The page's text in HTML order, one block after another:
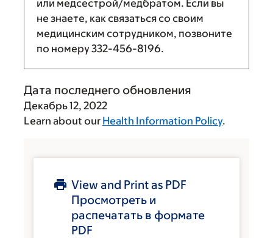
или медсестрой/медбратом. Если вы
не знаете, как связаться со своим
медицинским сотрудником, позвоните
по номеру332-456-8196.
Дата последнего обновления
Декабрь 12, 2022
Learn about our Health Information Policy.
View and Print as PDF
Просмотреть и
распечатать в формате
PDF